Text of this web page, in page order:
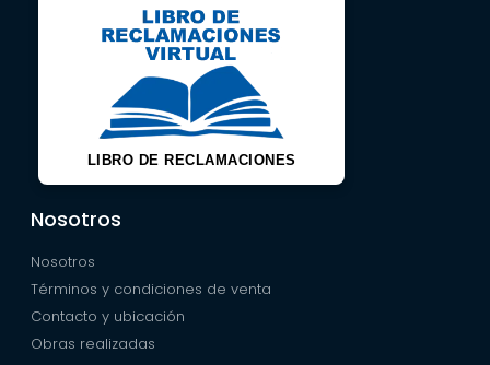
LIBRO DE RECLAMACIONES
Nosotros
Nosotros
Términos y condiciones de venta
Contacto y ubicación
Obras realizadas